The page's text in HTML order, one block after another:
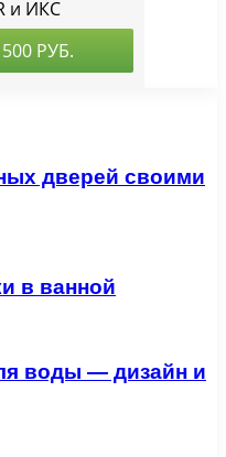
дверей своими
в ванной
воды — дизайн и